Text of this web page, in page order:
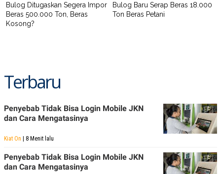
G
M
E
SITEMAPPROFILE TERM
OF
PEDOMAN
PEMBERITAAN
PRIVACY
POLICY
Bulog Ditugaskan Segera Impor
Beras 500.000 Ton, Beras
Kosong?
Bulog Baru Serap Beras 18.000
Ton Beras Petani
Terbaru
Penyebab Tidak Bisa Login Mobile JKN
dan Cara Mengatasinya
Kiat On | 8 Menit lalu
Penyebab Tidak Bisa Login Mobile JKN
dan Cara Mengatasinya